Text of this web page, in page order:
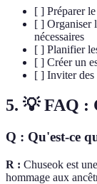
[ ] Préparer
[ ] Organiser
nécessaires
[ ] Planifier
[ ] Créer un
[ ] Inviter des
5. 💡 FAQ :
Q : Qu'est-ce
R : Chuseok est
hommage aux